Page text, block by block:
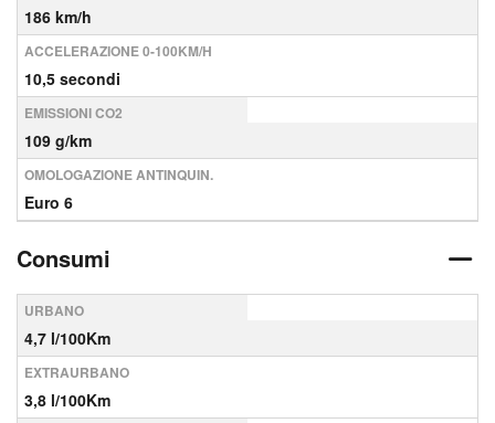
186 km/h
ACCELERAZIONE 0-100KM/H
10,5 secondi
EMISSIONI CO2
109 g/km
OMOLOGAZIONE ANTINQUIN.
Euro 6
Consumi
URBANO
4,7 l/100Km
EXTRAURBANO
3,8 l/100Km